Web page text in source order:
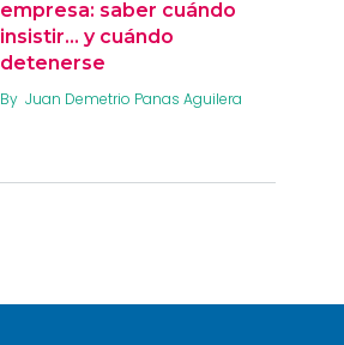
empresa: saber cuándo
insistir… y cuándo
detenerse
By Juan Demetrio Panas Aguilera